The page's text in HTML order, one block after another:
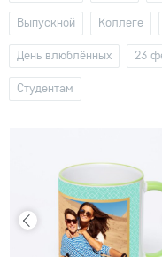
Выпускной Коллеге
День влюблённых 23
Студентам